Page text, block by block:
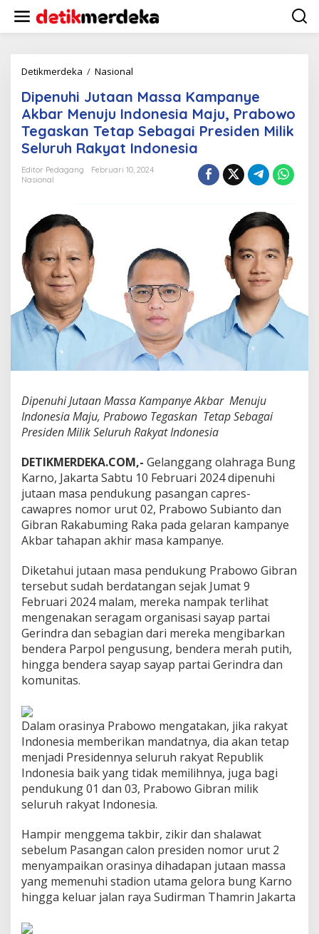
w
Detikmerdeka / Nasional
p
e
n
u
h
J
M
a
s
s
a
a
m
p
a
e
A
k
a
r
M
e
n
u
u
n
d
n
e
s
i
a
M
,
P
a
b
o
w
e
g
a
s
k
a
Dipenuhi Jutaan Massa Kampanye
Akbar Menuju Indonesia Maju, Prabowo
Tegaskan Tetap Sebagai Presiden Milik
Seluruh Rakyat Indonesia
Editor Pedagang
Februari 10, 2024
Nasional
Dipenuhi Jutaan Massa Kampanye Akbar Menuju
Indonesia Maju, Prabowo Tegaskan Tetap Sebagai
Presiden Milik Seluruh Rakyat Indonesia
DETIKMERDEKA.COM,- Gelanggang olahraga Bung
Karno, Jakarta Sabtu 10 Februari 2024 dipenuhi
jutaan masa pendukung pasangan capres-
cawapres nomor urut 02, Prabowo Subianto dan
Gibran Rakabuming Raka pada gelaran kampanye
Akbar tahapan akhir masa kampanye.
Diketahui jutaan masa pendukung Prabowo Gibran
tersebut sudah berdatangan sejak Jumat 9
Februari 2024 malam, mereka nampak terlihat
mengenakan seragam organisasi sayap partai
Gerindra dan sebagian dari mereka mengibarkan
bendera Parpol pengusung, bendera merah putih,
hingga bendera sayap sayap partai Gerindra dan
komunitas.
Dalam orasinya Prabowo mengatakan, jika rakyat
Indonesia memberikan mandatnya, dia akan tetap
menjadi Presidennya seluruh rakyat Republik
Indonesia baik yang tidak memilihnya, juga bagi
pendukung 01 dan 03, Prabowo Gibran milik
seluruh rakyat Indonesia.
Hampir menggema takbir, zikir dan shalawat
sebelum Pasangan calon presiden nomor urut 2
menyampaikan orasinya dihadapan jutaan massa
yang memenuhi stadion utama gelora bung Karno
hingga keluar jalan raya Sudirman Thamrin Jakarta